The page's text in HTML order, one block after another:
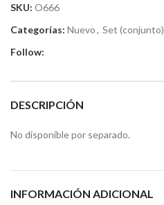
SKU: O666
Categorías: Nuevo, Set (conjunto)
Follow:
DESCRIPCIÓN
No disponible por separado.
INFORMACIÓN ADICIONAL